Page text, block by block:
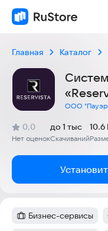
Главная Каталог
ООО "Пауэр
Рейтинг:
0,0
(
Нет оценок
)
Скачиваний
до 1 тыс 10.6
Категория :
Бизнес-сервисы